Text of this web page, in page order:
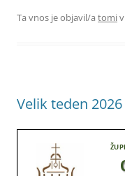
Ta vnos je objavil/a tomiv
Velik teden 2026